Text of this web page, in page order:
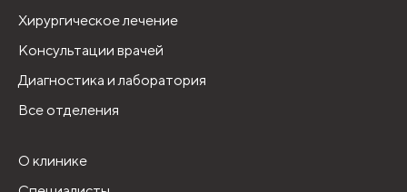
Хирургическое лечение
Консультации врачей
Диагностика и лаборатория
Все отделения
О клинике